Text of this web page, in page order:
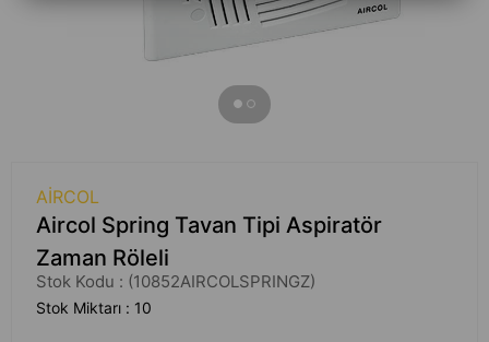
AIRCOL
Aircol Spring Tavan Tipi Aspiratör
Zaman Röleli
Stok Kodu (10852AIRCOLSPRINGZ)
Stok Miktarı : 10